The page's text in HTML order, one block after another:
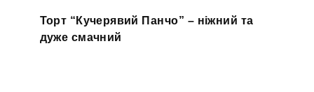
Торт “Кучерявий Панчо” – ніжний та
дуже смачний